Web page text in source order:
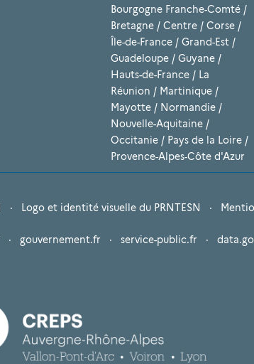
Bourgogne Franche-Comté /
Bretagne / Centre / Corse /
Île-de-France / Grand-Est /
Guadeloupe / Guyane /
Hauts-de-France / La
Réunion / Martinique /
Mayotte / Normandie /
Nouvelle-Aquitaine /
Occitanie / Pays de la Loire /
Provence-Alpes-Côte d'Azur
· Logo et identité visuelle du PRNTESN ·
· gouvernement.fr · service-public.fr ·